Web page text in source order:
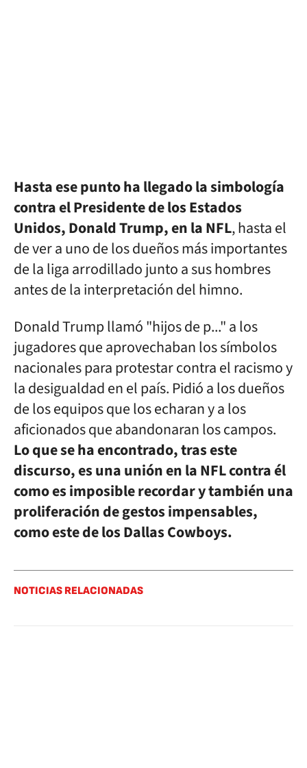
Hasta ese punto ha llegado la simbología
contra el Presidente de los Estados
Unidos, Donald Trump, en la NFL, hasta el
de ver a uno de los dueños más importantes
de la liga arrodillado junto a sus hombres
antes de la interpretación del himno.
Donald Trump llamó "hijos de p..." a los
jugadores que aprovechaban los símbolos
nacionales para protestar contra el racismo y
la desigualdad en el país. Pidió a los dueños
de los equipos que los echaran y a los
aficionados que abandonaran los campos.
Lo que se ha encontrado, tras este
discurso, es una unión en la NFL contra él
como es imposible recordar y también una
proliferación de gestos impensables,
como este de los Dallas Cowboys.
NOTICIAS RELACIONADAS